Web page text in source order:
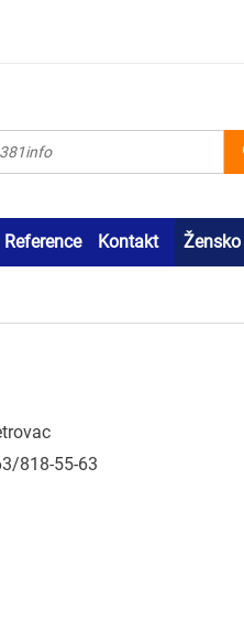
Reference Kontakt
818-55-63